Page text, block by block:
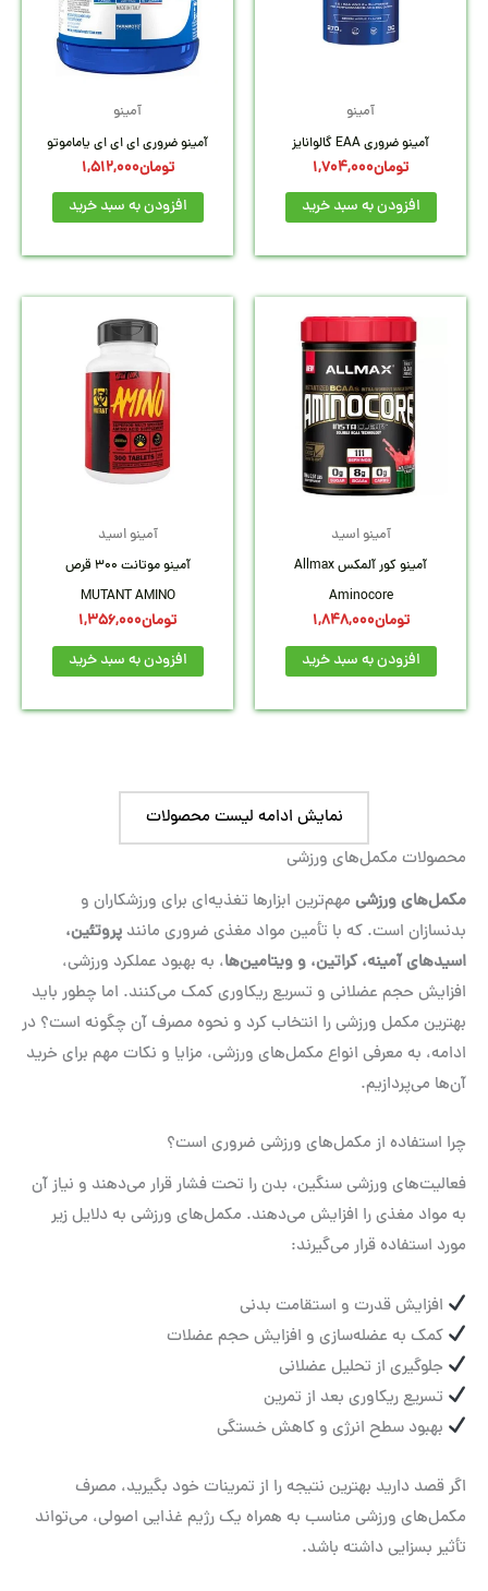
آمینو
آمینو ضروری EAA گالوانایز
تومان1,704,000
افزودن به سبد خرید
آمینو
آمینو ضروری ای ای ای یاماموتو
تومان1,512,000
افزودن به سبد خرید
آمینو اسید
آمینو کور آلمکس Allmax
Aminocore
تومان1,848,000
افزودن به سبد خرید
آمینو اسید
آمینو موتانت 300 قرص
MUTANT AMINO
تومان1,356,000
افزودن به سبد خرید
نمایش ادامه لیست محصولات
محصولات مکمل‌های ورزشی
مکمل‌های ورزشی مهم‌ترین ابزارها تغذیه‌ای برای ورزشکاران و
بدنسازان است. که با تأمین مواد مغذی ضروری مانند پروتئین،
اسیدهای آمینه، کراتین، و ویتامین‌ها، به بهبود عملکرد ورزشی،
افزایش حجم عضلانی و تسریع ریکاوری کمک می‌کنند. اما چطور باید
بهترین مکمل ورزشی را انتخاب کرد و نحوه مصرف آن چگونه است؟ در
ادامه، به معرفی انواع مکمل‌های ورزشی، مزایا و نکات مهم برای خرید
آن‌ها می‌پردازیم.
چرا استفاده از مکمل‌های ورزشی ضروری است؟
فعالیت‌های ورزشی سنگین، بدن را تحت فشار قرار می‌دهند و نیاز آن
به مواد مغذی را افزایش می‌دهند. مکمل‌های ورزشی به دلایل زیر
مورد استفاده قرار می‌گیرند:
افزایش قدرت و استقامت بدنی
کمک به عضله‌سازی و افزایش حجم عضلات
جلوگیری از تحلیل عضلانی
تسریع ریکاوری بعد از تمرین
بهبود سطح انرژی و کاهش خستگی
اگر قصد دارید بهترین نتیجه را از تمرینات خود بگیرید، مصرف
مکمل‌های ورزشی مناسب به همراه یک رژیم غذایی اصولی، می‌تواند
تأثیر بسزایی داشته باشد.